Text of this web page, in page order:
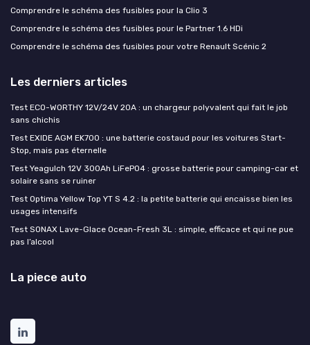
Comprendre le schéma des fusibles pour la Clio 3
Comprendre le schéma des fusibles pour le Partner 1.6 HDi
Comprendre le schéma des fusibles pour votre Renault Scénic 2
Les derniers articles
Test ECO-WORTHY 12V/24V 20A : un chargeur polyvalent qui fait le job
sans chichis
Test EXIDE AGM EK700 : une batterie costaud pour les voitures Start-
Stop, mais pas éternelle
Test Yeagulch 12V 300Ah LiFePO4 : grosse batterie pour camping-car et
solaire sans se ruiner
Test Optima Yellow Top YT S 4.2 : la petite batterie qui encaisse bien les
usages intensifs
Test SONAX Lave-Glace Ocean-Fresh 3L : simple, efficace et qui ne pue
pas l’alcool
La piece auto